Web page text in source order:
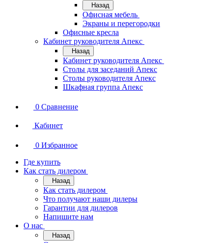
Назад
Офисная мебель
Экраны и перегородки
Офисные кресла
Кабинет руководителя Апекс
Назад
Кабинет руководителя Апекс
Столы для заседаний Апекс
Столы руководителя Апекс
Шкафная группа Апекс
0 Сравнение
Кабинет
0 Избранное
Где купить
Как стать дилером
Назад
Как стать дилером
Что получают наши дилеры
Гарантии для дилеров
Напишите нам
О нас
Назад